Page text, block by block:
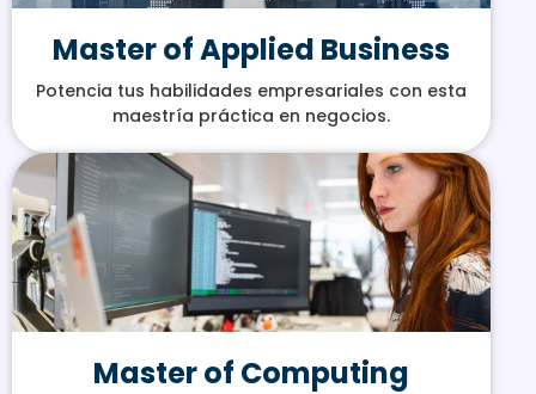
Master of Applied Business
Potencia tus habilidades empresariales con esta
maestría práctica en negocios.
Master of Computing